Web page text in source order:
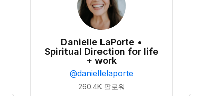
Danielle LaPorte •
Spiritual Direction for life
+ work
@daniellelaporte
260.4K 팔로워